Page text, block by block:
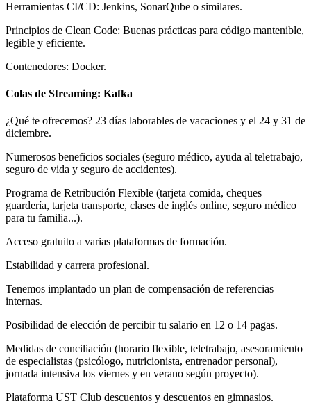
Herramientas CI/CD: Jenkins, SonarQube o similares.
Principios de Clean Code: Buenas prácticas para código mantenible,
legible y eficiente.
Contenedores: Docker.
Colas de Streaming: Kafka
¿Qué te ofrecemos? 23 días laborables de vacaciones y el 24 y 31 de
diciembre.
Numerosos beneficios sociales (seguro médico, ayuda al teletrabajo,
seguro de vida y seguro de accidentes).
Programa de Retribución Flexible (tarjeta comida, cheques
guardería, tarjeta transporte, clases de inglés online, seguro médico
para tu familia...).
Acceso gratuito a varias plataformas de formación.
Estabilidad y carrera profesional.
Tenemos implantado un plan de compensación de referencias
internas.
Posibilidad de elección de percibir tu salario en 12 o 14 pagas.
Medidas de conciliación (horario flexible, teletrabajo, asesoramiento
de especialistas (psicólogo, nutricionista, entrenador personal),
jornada intensiva los viernes y en verano según proyecto).
Plataforma UST Club descuentos y descuentos en gimnasios.